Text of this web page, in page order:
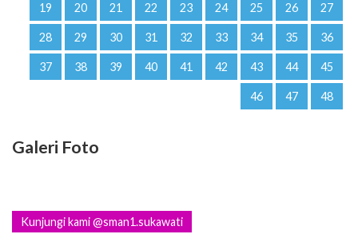
19 20 21 22 23 24 25 26 27
28 29 30 31 32 33 34 35 36
37 38 39 40 41 42 43 44 45
46 47 48
Galeri Foto
Kunjungi kami @sman1.sukawati